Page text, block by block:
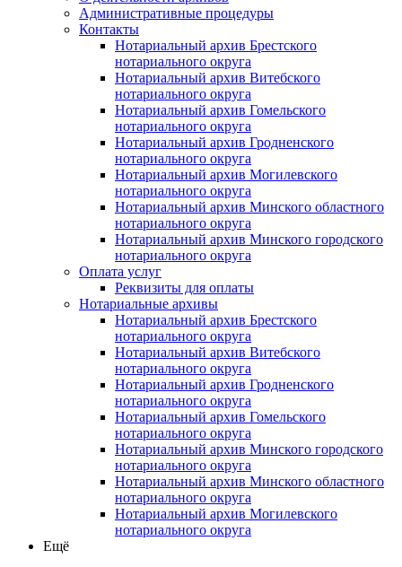
Административные процедуры
Контакты
Нотариальный архив Брестского
нотариального округа
Нотариальный архив Витебского
нотариального округа
Нотариальный архив Гомельского
нотариального округа
Нотариальный архив Гродненского
нотариального округа
Нотариальный архив Могилевского
нотариального округа
Нотариальный архив Минского областного
нотариального округа
Нотариальный архив Минского городского
нотариального округа
Оплата услуг
Реквизиты для оплаты
Нотариальные архивы
Нотариальный архив Брестского
нотариального округа
Нотариальный архив Витебского
нотариального округа
Нотариальный архив Гродненского
нотариального округа
Нотариальный архив Гомельского
нотариального округа
Нотариальный архив Минского городского
нотариального округа
Нотариальный архив Минского областного
нотариального округа
Нотариальный архив Могилевского
нотариального округа
Ещё